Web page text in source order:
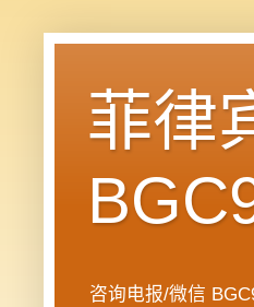
菲律
咨询电报/微信